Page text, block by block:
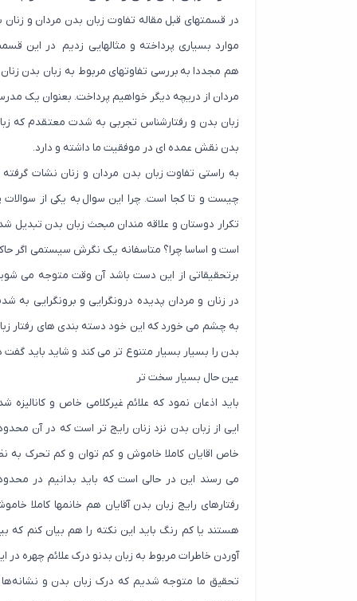
در قسمتهای قبل مقاله تفاوت زبان بدن مردان و زنان
موارد بسیاری پرداخته و مثالهایی زدیم در این
هم مجددا به بررسی تفاوتهای مربوط به زبان بدن
مردان از دریچه دیگر خواهیم پرداخت. بعنوان یک
زبان بدن و رفتارشناس تجربی به شدت معتقدم که
بدن نقش عمده ای در موفقیت ما داشته و دارد.
به راستی تفاوت زبان بدن مردان و زنان نشات گرفته
چیست و تا کجا است. چرا این سوال به یکی از سوالات
تکرار دوستان و علاقه مندان مبحث زبان بدن تبدیل
است و اساسا چرا؟ متاسفانه یک نگرش سیستمی اگر
برتحقیقاتی از این دست باشد آن وقت متوجه می
در زنان و مردان پدیده درونگرایی و برونگرایی به
به چشم می خورد که این خود دسته بندی های رفتار
بدن را بسیار بسیار متنوع تر می کند و شاید باید گفت
عین حال بسیار سخت تر
باید اذعان نمود که علائم غیرکلامی خاص و کانالیزه
ایی از زبان بدن نزد زنان رایج تر است که در آن
خاص اقایان کاملا خاموش و کم توان و کم تحرک به
می رسند این در حالی است که باید بدانیم در
رفتارهای رایج زبان بدن آقایان هم خانمها کاملا
هستند یا کم رنگ باید این نکته را هم بیان کنم که
آوردن خاطرات مربوط به زبان بدنو درک علائم چهره در
تحقیق ما متوجه شدیم که درک زبان بدن و